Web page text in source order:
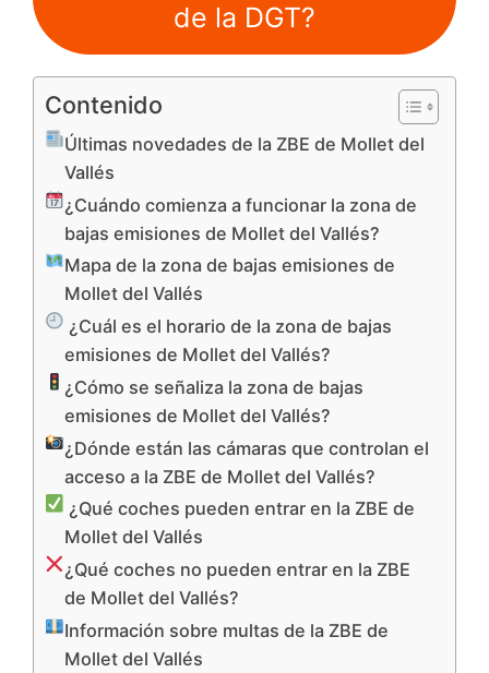
de la DGT?
Contenido
Últimas novedades de la ZBE de Mollet del
Vallés
¿Cuándo comienza a funcionar la zona de
bajas emisiones de Mollet del Vallés?
Mapa de la zona de bajas emisiones de
Mollet del Vallés
¿Cuál es el horario de la zona de bajas
emisiones de Mollet del Vallés?
¿Cómo se señaliza la zona de bajas
emisiones de Mollet del Vallés?
¿Dónde están las cámaras que controlan el
acceso a la ZBE de Mollet del Vallés?
¿Qué coches pueden entrar en la ZBE de
Mollet del Vallés
¿Qué coches no pueden entrar en la ZBE
de Mollet del Vallés?
Información sobre multas de la ZBE de
Mollet del Vallés